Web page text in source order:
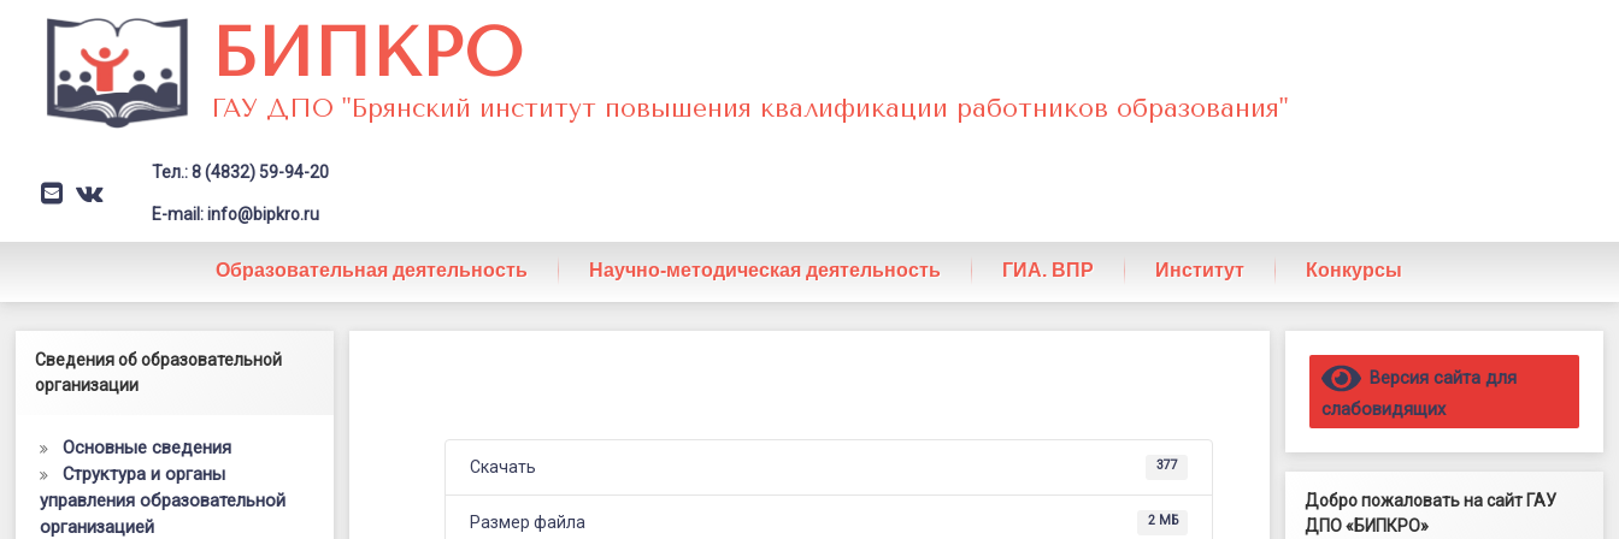
содержимому
БИПКРО
ГАУ ДПО "Брянский институт повышения квалификации работников образования"
E-mail
VK Заголовок сайта → второстепенный
Тел.: 8 (4832) 59-94-20
E-mail: info@bipkro.ru
Образовательная деятельность Научно-методическая деятельность ГИА. ВПР Институт Конкурсы
Материалы
семинара
18.11.2016
Скачать 377
Размер файла 2 МБ
Левый сайдбар
Сведения об образовательной
организации
Основные сведения
Структура и органы
управления образовательной
организацией
Правый сайдбар
Версия сайта для
слабовидящих
Добро пожаловать на сайт ГАУ
ДПО «БИПКРО»